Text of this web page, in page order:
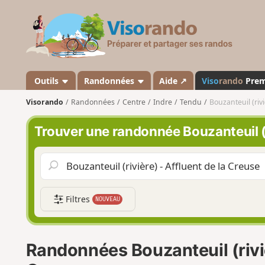
s
a
n
d
o
Outils Randonnées Aide ↗ Visorando
Visorando Randonnées Centre Indre Tendu Bouzanteuil
Trouver une randonnée
Filtres NOUVEAU
Randonnées Bouzanteuil